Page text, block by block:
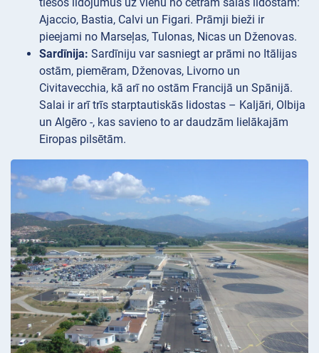
Ajaccio, Bastia, Calvi un Figari. Prāmji bieži ir
pieejami no Marseļas, Tulonas, Nicas un Dženovas.
Sardīnija: Sardīniju var sasniegt ar prāmi no Itālijas
ostām, piemēram, Dženovas, Livorno un
Civitavecchia, kā arī no ostām Francijā un Spānijā.
Salai ir arī trīs starptautiskās lidostas – Kaljāri, Olbija
un Algēro -, kas savieno to ar daudzām lielākajām
Eiropas pilsētām.